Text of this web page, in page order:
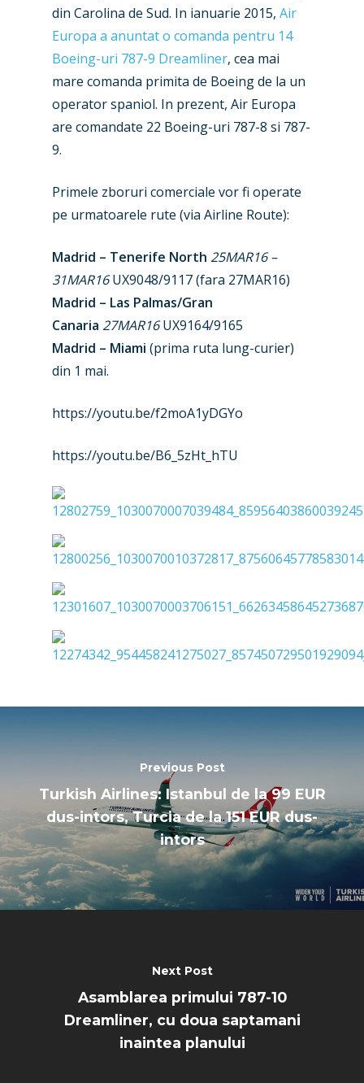
din Carolina de Sud. In ianuarie 2015, Air
Europa a anuntat o comanda pentru 14
Boeing-uri 787-9 Dreamliner, cea mai
mare comanda primita de Boeing de la un
operator spaniol. In prezent, Air Europa
are comandate 22 Boeing-uri 787-8 si 787-
9.
Primele zboruri comerciale vor fi operate
pe urmatoarele rute (via Airline Route):
Madrid – Tenerife North 25MAR16 –
31MAR16UX9048/9117 (fara 27MAR16)
Madrid – Las Palmas/Gran
Canaria 27MAR16UX9164/9165
Madrid – Miami (prima ruta lung-curier)
din 1 mai.
https://youtu.be/f2moA1yDGYo
https://youtu.be/B6_5zHt_hTU
Previous Post
Turkish Airlines: Istanbul de la 99 EUR
dus-intors, Turcia de la 151 EUR dus-
intors
Next Post
Asamblarea primului 787-10
Dreamliner, cu doua saptamani
inaintea planului
New Routes
Accidents / Incidents
Airshows
Dubai 2025
Paris 2025
Farnborough 2024
Paris 2023
Farnborough 2022
Paris 2019
Business Jets
Military
Trip Reports
Marketplace